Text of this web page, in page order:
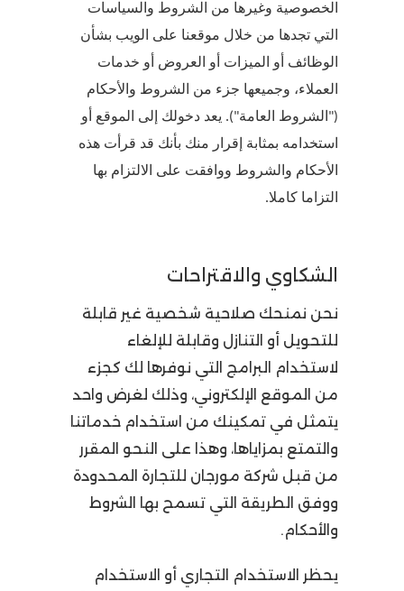
الخصوصية وغيرها من الشروط والسياسات
التي تجدها من خلال موقعنا على الويب بشأن
الوظائف أو الميزات أو العروض أو خدمات
العملاء، وجميعها جزء من الشروط والأحكام
("الشروط العامة"). يعد دخولك إلى الموقع أو
استخدامه بمثابة إقرار منك بأنك قد قرأت هذه
الأحكام والشروط ووافقت على الالتزام بها
التزاما كاملا.
الشكاوي والاقتراحات
نحن نمنحك صلاحية شخصية غير قابلة
للتحويل أو التنازل وقابلة للإلغاء
لاستخدام البرامج التي نوفرها لك كجزء
من الموقع الإلكتروني، وذلك لغرض واحد
يتمثل في تمكينك من استخدام خدماتنا
والتمتع بمزاياها، وهذا على النحو المقرر
من قبل شركة مورجان للتجارة المحدودة
ووفق الطريقة التي تسمح بها الشروط
والأحكام.
يحظر الاستخدام التجاري أو الاستخدام